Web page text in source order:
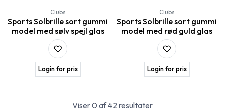
Clubs
Sports Solbrille sort gummi
model med sølv spejl glas
Login for pris
Clubs
Sports Solbrille sort gummi
model med rød guld glas
Login for pris
Viser0 af42 resultater